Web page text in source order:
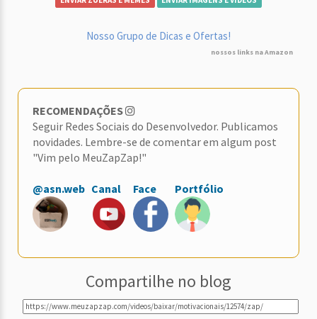
Nosso Grupo de Dicas e Ofertas!
nossos links na Amazon
RECOMENDAÇÕES
Seguir Redes Sociais do Desenvolvedor. Publicamos
novidades. Lembre-se de comentar em algum post
"Vim pelo MeuZapZap!"
@asn.web Canal Face Portfólio
Compartilhe no blog